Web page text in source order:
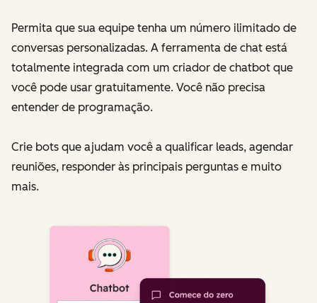
Permita que sua equipe tenha um número ilimitado de
conversas personalizadas. A ferramenta de chat está
totalmente integrada com um criador de chatbot que
você pode usar gratuitamente. Você não precisa
entender de programação.
Crie bots que ajudam você a qualificar leads, agendar
reuniões, responder às principais perguntas e muito
mais.